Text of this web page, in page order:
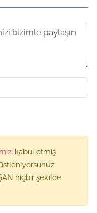
kabul etmiş
hiçbir şekilde